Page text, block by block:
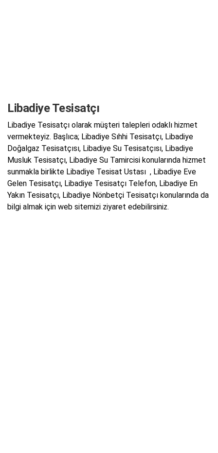
Libadiye Tesisatçı
Libadiye Tesisatçı olarak müşteri talepleri odaklı hizmet
vermekteyiz. Başlıca; Libadiye Sıhhi Tesisatçı, Libadiye
Doğalgaz Tesisatçısı, Libadiye Su Tesisatçısı, Libadiye
Musluk Tesisatçı, Libadiye Su Tamircisi konularında hizmet
sunmakla birlikte Libadiye Tesisat Ustası , Libadiye Eve
Gelen Tesisatçı, Libadiye Tesisatçı Telefon, Libadiye En
Yakın Tesisatçı, Libadiye Nönbetçi Tesisatçı konularında da
bilgi almak için web sitemizi ziyaret edebilirsiniz.